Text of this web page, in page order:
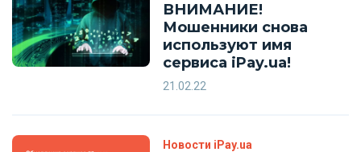
ВНИМАНИЕ!
Мошенники снова
используют имя
сервиса iPay.ua!
21.02.22
Новости iPay.ua